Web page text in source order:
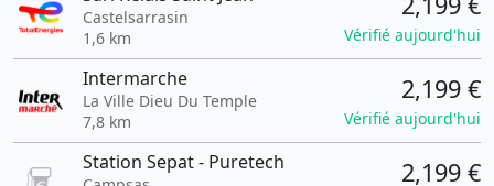
Castelsarrasin
1,6 km
Vérifié aujourd'hui
Intermarche
La Ville Dieu Du Temple
7,8 km
2,199 €
Vérifié aujourd'hui
Station Sepat - Puretech 2,199 €